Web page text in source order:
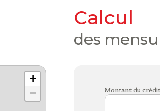
+
−
calcul
des
Montant du